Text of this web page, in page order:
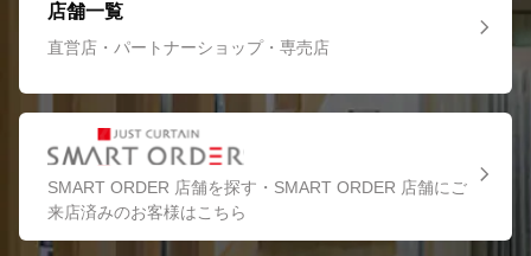
店舗一覧
直営店・パートナーショップ・専売店
SMART ORDER 店舗を探す・SMART ORDER 店舗にご
来店済みのお客様はこちら